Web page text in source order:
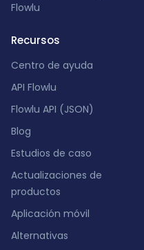
Flowlu
Recursos
Centro de ayuda
API Flowlu
Flowlu API (JSON)
Blog
Estudios de caso
Actualizaciones de
productos
Aplicación móvil
Alternativas